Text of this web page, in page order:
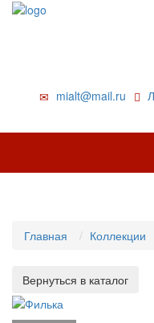
mialt@mail.ru
Главная Коллекции